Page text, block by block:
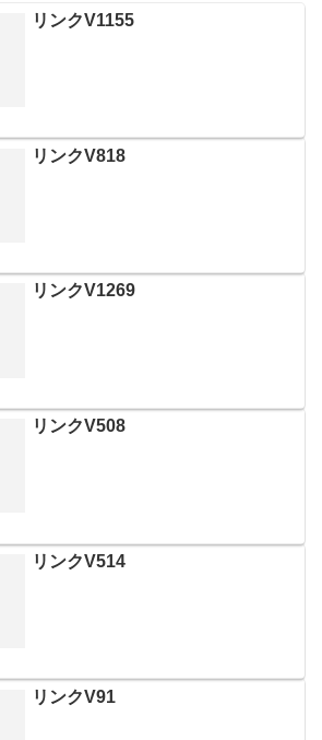
リンクV1155
リンクV818
リンクV1269
リンクV508
リンクV514
リンクV91